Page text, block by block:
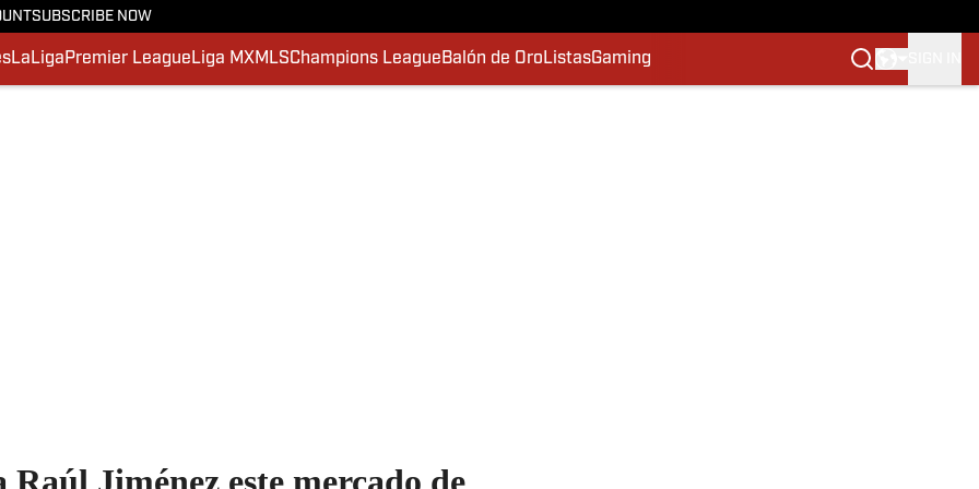
SUBSCRIBE NOW
LaLiga Premier League Liga MXMLSChampions League Balón de Oro ListasGaming